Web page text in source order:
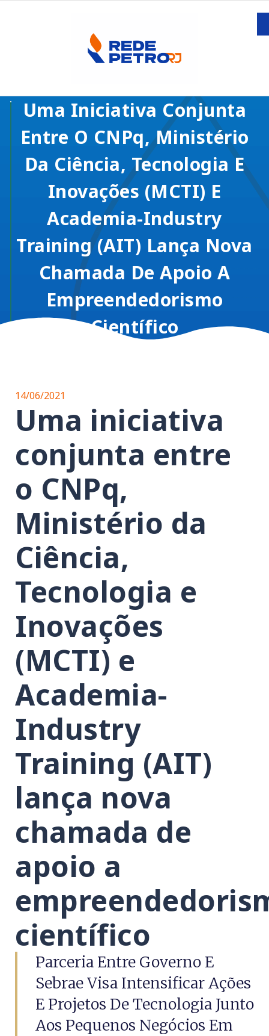
Uma Iniciativa Conjunta
Entre O CNPq, Ministério
Da Ciência, Tecnologia E
Inovações (MCTI) E
Academia-Industry
Training (AIT) Lança Nova
Chamada De Apoio A
Empreendedorismo
Científico
14/06/2021
Uma iniciativa
conjunta entre
o CNPq,
Ministério da
Ciência,
Tecnologia e
Inovações
(MCTI) e
Academia-
Industry
Training (AIT)
lança nova
chamada de
apoio a
científico
Parceria Entre Governo E
Sebrae Visa Intensificar Ações
E Projetos De Tecnologia Junto
Aos Pequenos Negócios Em